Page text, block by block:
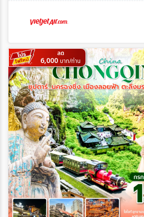
ลด
6,000 บาท/ท่าน